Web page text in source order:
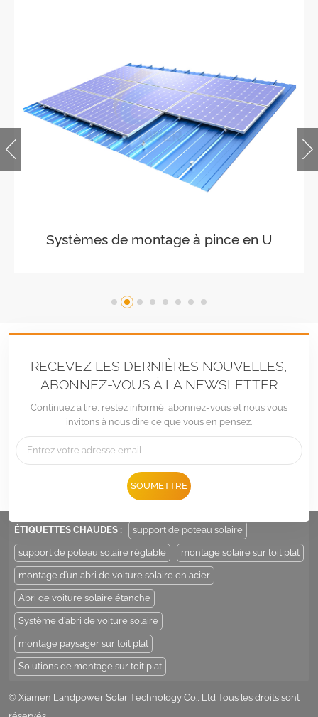
Systèmes de montage sur rails longs
RECEVEZ LES DERNIÈRES NOUVELLES,
ABONNEZ-VOUS À LA NEWSLETTER
Continuez à lire, restez informé, abonnez-vous et nous vous
invitons à nous dire ce que vous en pensez.
SOUMETTRE
Tél : +86 -592-6212776
Sales@LandpowerSolar.com
Add : Unit 206-9, No 15, Duiying Road, Jimei District, Xiamen, China
ÉTIQUETTES CHAUDES : support de poteau solaire
support de poteau solaire réglable montage solaire sur toit plat
montage d'un abri de voiture solaire en acier
Abri de voiture solaire étanche
Système d'abri de voiture solaire
montage paysager sur toit plat
Solutions de montage sur toit plat
© Xiamen Landpower Solar Technology Co., Ltd Tous les droits sont